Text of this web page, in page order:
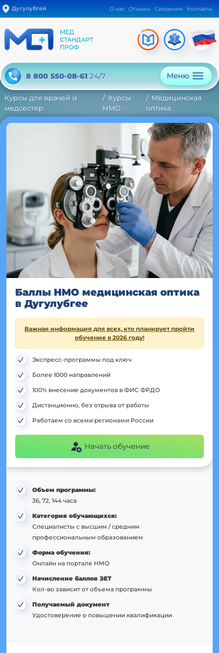
Дугулубгей О нас Отзывы Сведения Контакты
8 800 550-08-61 24/7 Меню
Курсы для врачей и
медсестер
Курсы
НМО
Медицинская
оптика
Баллы НМО медицинская оптика
в Дугулубгее
Важная информация для всех, кто планирует пройти
обучение в 2026 году!
Экспресс-программы под ключ
Более 1000 направлений
100% внесение документов в ФИС ФРДО
Дистанционно, без отрыва от работы
Работаем со всеми регионами России
Начать обучение
Объем программы:
36, 72, 144 часа
Категория обучающихся:
Специалисты с высшим / средним
профессиональным образованием
Форма обучения:
Онлайн на портале НМО
Начисление баллов ЗЕТ
Кол-во зависит от объема программы
Получаемый документ
Удостоверение о повышении квалификации